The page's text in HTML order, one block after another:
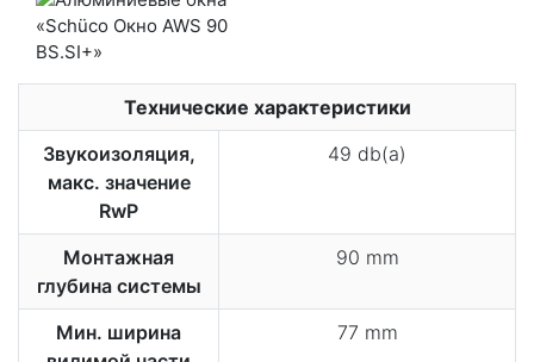
Технические характеристики
Звукоизоляция,
макс. значение
RwP
49 db(a)
Монтажная
глубина системы
90 mm
Мин. ширина
77 mm